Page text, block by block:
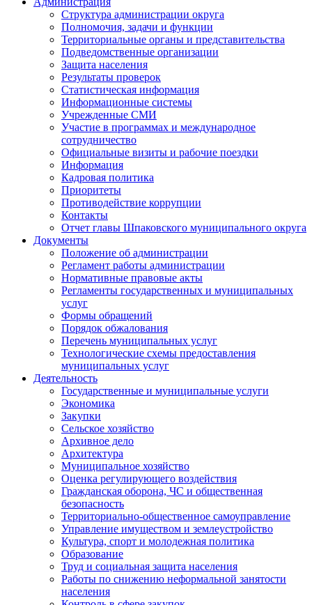
Структура администрации округа
Полномочия, задачи и функции
Территориальные органы и представительства
Подведомственные организации
Защита населения
Результаты проверок
Статистическая информация
Информационные системы
Учрежденные СМИ
Участие в программах и международное
сотрудничество
Официальные визиты и рабочие поездки
Информация
Кадровая политика
Приоритеты
Противодействие коррупции
Контакты
Отчет главы Шпаковского муниципального округа
Документы
Положение об администрации
Регламент работы администрации
Нормативные правовые акты
Регламенты государственных и муниципальных
услуг
Формы обращений
Порядок обжалования
Перечень муниципальных услуг
Технологические схемы предоставления
муниципальных услуг
Деятельность
Государственные и муниципальные услуги
Экономика
Закупки
Сельское хозяйство
Архивное дело
Архитектура
Муниципальное хозяйство
Оценка регулирующего воздействия
Гражданская оборона, ЧС и общественная
безопасность
Территориально-общественное самоуправление
Управление имуществом и землеустройство
Культура, спорт и молодежная политика
Образование
Труд и социальная защита населения
Работы по снижению неформальной занятости
населения